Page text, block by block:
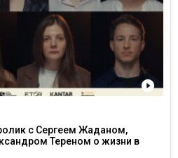
с Сергеем Жаданом,
Тереном о жизни в